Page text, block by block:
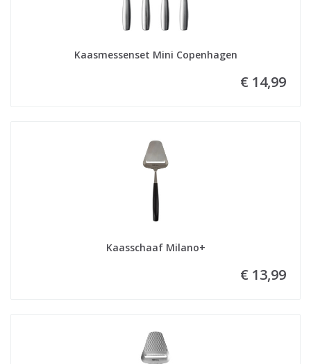
Kaasmessenset Mini Copenhagen
€ 14,99
Kaasschaaf Milano+
€ 13,99